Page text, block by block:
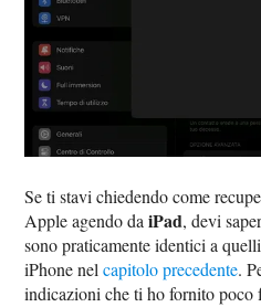
Se ti stavi chiedendo come
Apple agendo daiPad, devi
sono praticamente identici a
iPhone nelcapitolo precedente.
indicazioni che ti ho fornito poco